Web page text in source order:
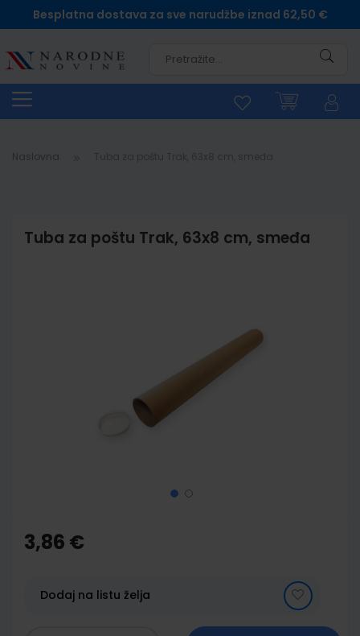
Besplatna dostava za sve narudžbe iznad 62,50 €
Naslovna
Tuba za poštu Trak, 63x8 cm, smeđa
the
beginning
gallery
3,86 €
Dodaj na listu želja